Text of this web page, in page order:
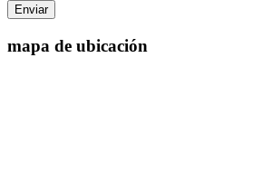
Enviar
mapa de ubicación